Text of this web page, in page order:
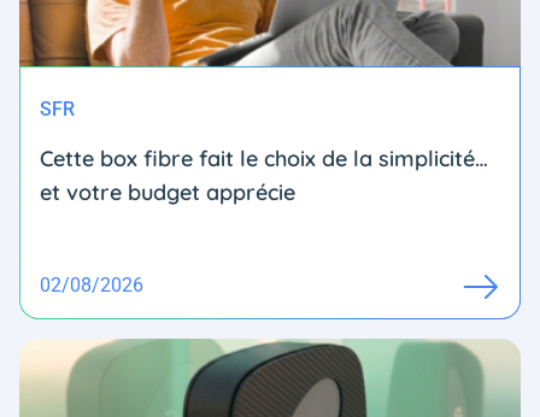
SFR
Cette box fibre fait le choix de la simplicité…
et votre budget apprécie
02/08/2026